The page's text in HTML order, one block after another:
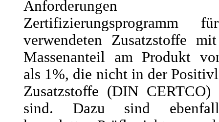
Anforderungen
Zertifizierungsprogramm
verwendeten Zusatzstoffe
Massenanteil am Produkt
als 1%, die nicht in der
Zusatzstoffe (DIN CERTCO)
sind. Dazu sind